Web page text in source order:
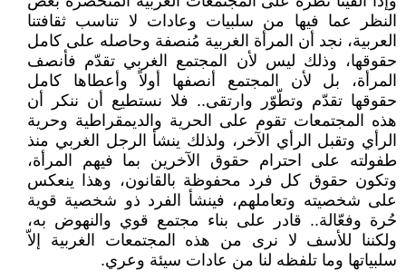
النظر عما فيها من سلبيات وعادات لا تناسب ثقافتنا
العربية، نجد أن المرأة الغربية مُنصفة وحاصله على كامل
حقوقها، وذلك ليس لأن المجتمع الغربي تقدّم فأنصف
المرأة، بل لأن المجتمع أنصفها أولاً وأعطاها كامل
حقوقها تقدّم وتطّوّر وارتقى.. فلا نستطيع أن ننكر أن
هذه المجتمعات تقوم على الحرية والديمقراطية وحرية
الرأي وتقبل الرأي الآخر، ولذلك ينشأ الرجل الغربي منذ
طفولته على احترام حقوق الآخرين بما فيهم المرأة،
وتكون حقوق كل فرد محفوظة بالقانون، وهذا ينعكس
على شخصيته وتعاملهم، فينشأ الفرد ذو شخصية قوية
حُرة وفعّالة.. قادر على بناء مجتمع قوي والنهوض به،
ولكننا للأسف لا نرى من هذه المجتمعات الغربية إلاّ
سلبياتها وما تلفظه لنا من عادات سيئة وعري.